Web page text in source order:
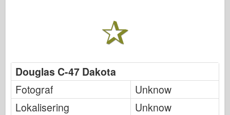
Kontakt
le Journal
Settene
Douglas C-47 Dakota
Fotograf
Unknow
Lokalisering
Unknow